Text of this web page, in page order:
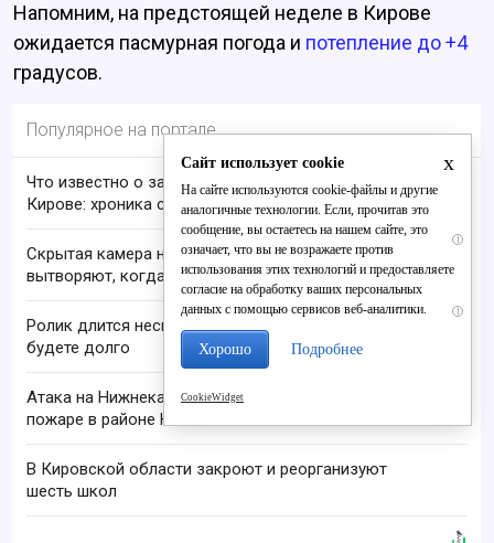
Напомним, на предстоящей неделе в Кирове
ожидается пасмурная погода и потепление до +4
градусов.
Популярное на портале
Что известно о закрытии «Дело и Деньги» в
Кирове: хроника событий, истории пострадавших
i
Скрытая камера на пляже Крыма: Что люди
вытворяют, когда их не видят...
i
Ролик длится несколько секунд, а смеяться вы
будете долго
Атака на Нижнекамск 10 августа: сообщается о
пожаре в районе НПЗ
В Кировской области закроют и реорганизуют
шесть школ
x
Сайт использует cookie
На сайте используются cookie-файлы и другие
аналогичные технологии. Если, прочитав это
сообщение, вы остаетесь на нашем сайте, это
означает, что вы не возражаете против
использования этих технологий и предоставляете
согласие на обработку ваших персональных
данных с помощью сервисов веб-аналитики.
Хорошо Подробнее
CookieWidget